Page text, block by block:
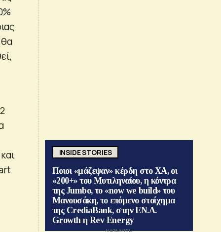
INSIDE STORIES
Ποιοι «μάζεψαν» κέρδη στο ΧΑ, οι
«200+» του Μυτιληναίου, η κόντρα
της Jumbo, το «now we build» του
Μανουσάκη, το επόμενο στοίχημα
της CrediaBank, στην ΕΝ.Α.
Growth η Rev Energy